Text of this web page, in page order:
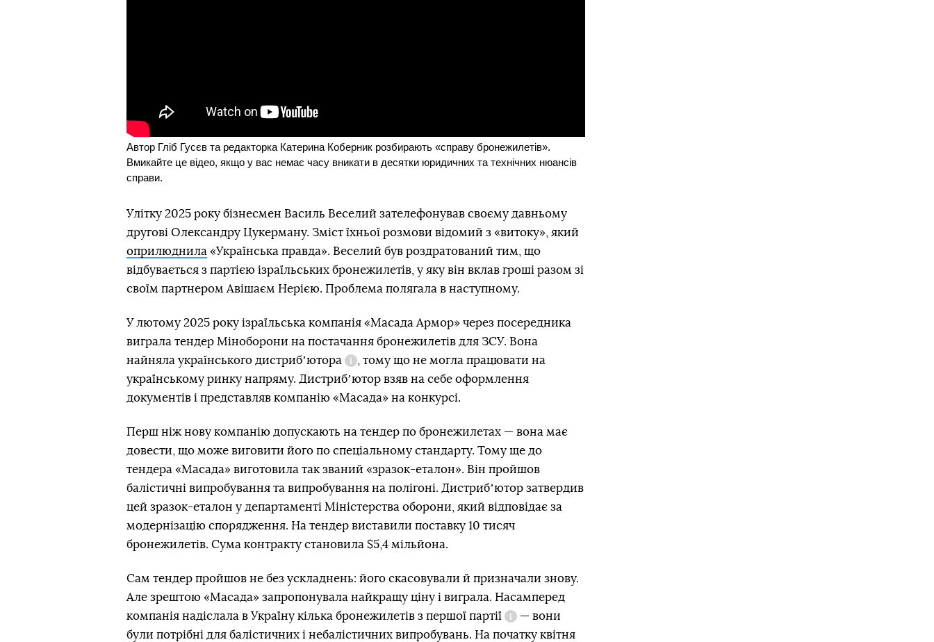
Автор Гліб Гусєв та редакторка Катерина Коберник розбирають «справу бронежилетів».
Вмикайте це відео, якщо у вас немає часу вникати в десятки юридичних та технічних нюансів
справи.
Улітку 2025 року бізнесмен Василь Веселий зателефонував своєму давньому
другові Олександру Цукерману. Зміст їхньої розмови відомий з «витоку», який
оприлюднила «Українська правда». Веселий був роздратований тим, що
відбувається з партією ізраїльських бронежилетів, у яку він вклав гроші разом зі
своїм партнером Авішаєм Нерією. Проблема полягала в наступному.
У лютому 2025 року ізраїльська компанія «Масада Армор» через посередника
виграла тендер Міноборони на постачання бронежилетів для ЗСУ. Вона
найняла українського дистрибʼютора
Довідка
, тому що не могла працювати на
українському ринку напряму. Дистрибʼютор взяв на себе оформлення
документів і представляв компанію «Масада» на конкурсі.
Перш ніж нову компанію допускають на тендер по бронежилетах — вона має
довести, що може виговити його по спеціальному стандарту. Тому ще до
тендера «Масада» виготовила так званий «зразок-еталон». Він пройшов
балістичні випробування та випробування на полігоні. Дистрибʼютор затвердив
цей зразок-еталон у департаменті Міністерства оборони, який відповідає за
модернізацію спорядження. На тендер виставили поставку 10 тисяч
бронежилетів. Сума контракту становила $5,4 мільйона.
Сам тендер пройшов не без ускладнень: його скасовували й призначали знову.
Але зрештою «Масада» запропонувала найкращу ціну і виграла. Насамперед
компанія надіслала в Україну кілька бронежилетів з першої партії
Довідка
— вони
були потрібні для балістичних і небалістичних випробувань. На початку квітня